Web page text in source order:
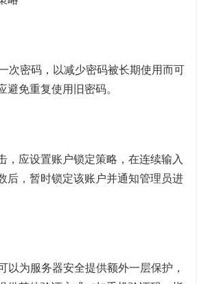
次密码，以减少密码被长期使用而可
避免重复使用旧密码。
，应设置账户锁定策略，在连续输入
后，暂时锁定该账户并通知管理员进
以为服务器安全提供额外一层保护，